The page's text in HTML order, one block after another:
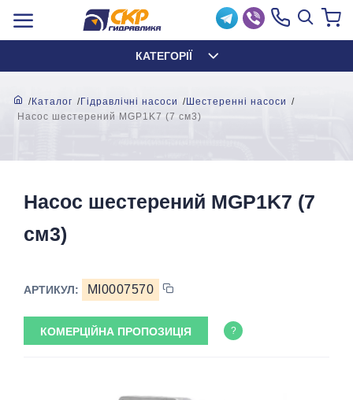
КАТЕГОРІЇ
Каталог Гідравлічні насоси
Шестеренні насоси
Насос шестерений MGP1K7 (7 см3)
Насос шестерений MGP1K7 (7
см3)
АРТИКУЛ: MI0007570
КОМЕРЦІЙНА ПРОПОЗИЦІЯ ?